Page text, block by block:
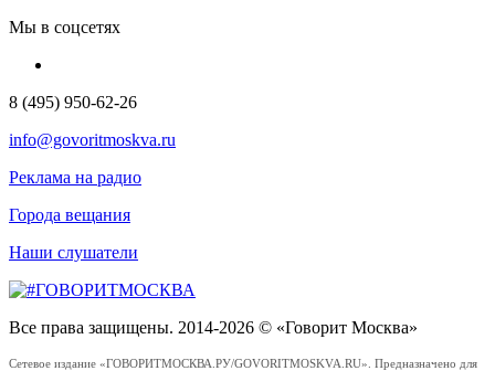
Мы в соцсетях
8 (495) 950-62-26
info@govoritmoskva.ru
Реклама на радио
Города вещания
Наши слушатели
Все права защищены. 2014-2026 © «Говорит Москва»
Сетевое издание «ГОВОРИТМОСКВА.РУ/GOVORITMOSKVA.RU». Предназначено для